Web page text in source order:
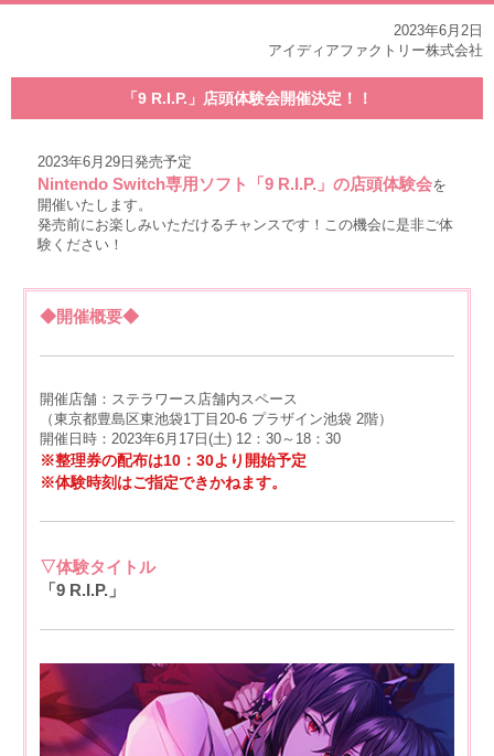
2023年6月2日
アイディアファクトリー株式会社
「9 R.I.P.」店頭体験会開催決定！！
2023年6月29日発売予定
Nintendo Switch専用ソフト「9 R.I.P.」の店頭体験会を
開催いたします。
発売前にお楽しみいただけるチャンスです！この機会に是非ご体
験ください！
◆開催概要◆
開催店舗：ステラワース店舗内スペース
（東京都豊島区東池袋1丁目20-6 プラザイン池袋 2階）
開催日時：2023年6月17日(土) 12：30～18：30
※整理券の配布は10：30より開始予定
※体験時刻はご指定できかねます。
▽体験タイトル
「9 R.I.P.」